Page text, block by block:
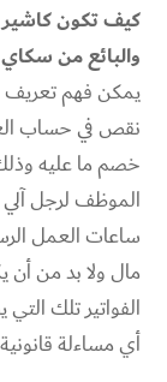
كيف تكون كاشير
والبائع من
يمكن فهم تعريف
نقص في حساب
خصم ما عليه
الموظف لرجل
ساعات العمل
مال ولا بد من أن
الفواتير تلك
أي مساءلة